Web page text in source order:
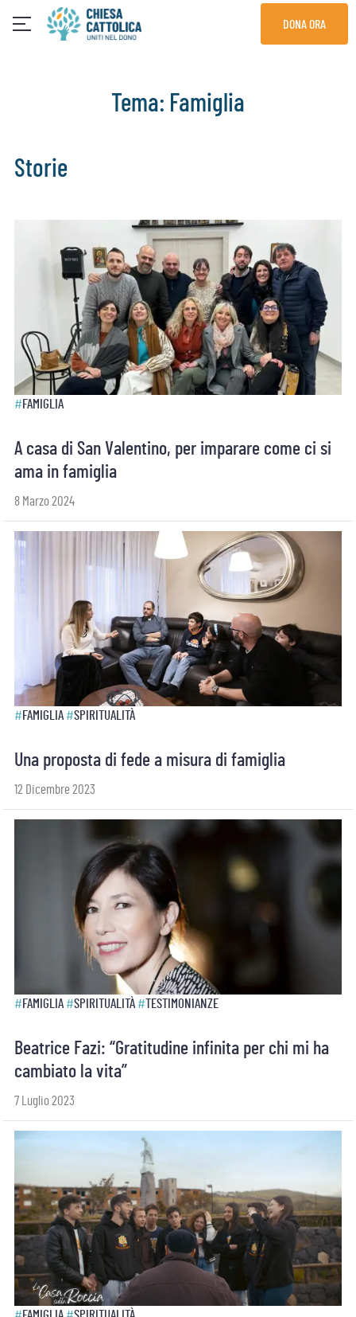
DONA ORA
Tema: Famiglia
Storie
#FAMIGLIA
A casa di San Valentino, per imparare come ci si
ama in famiglia
8 Marzo 2024
#FAMIGLIA #SPIRITUALITÀ
Una proposta di fede a misura di famiglia
12 Dicembre 2023
#FAMIGLIA #SPIRITUALITÀ #TESTIMONIANZE
Beatrice Fazi: “Gratitudine infinita per chi mi ha
cambiato la vita”
7 Luglio 2023